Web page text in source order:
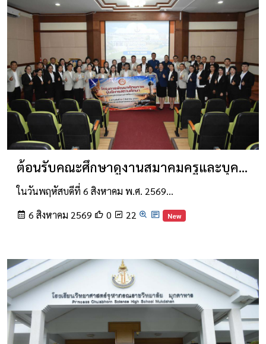
ต้อนรับคณะศึกษาดูงานสมาคมครูและบุคลากรทางการศึกษา
ในวันพฤหัสบดีที่ 6 สิงหาคม พ.ศ. 2569…
6 สิงหาคม 2569
0 22 New